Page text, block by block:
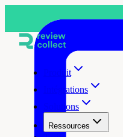
Produit
Intégrations
Solutions
Ressources